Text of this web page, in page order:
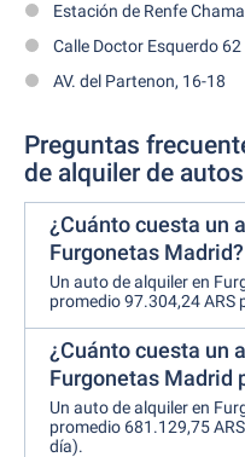
Estación de Renfe
Calle Doctor Esquerdo 62
AV. del Partenon, 16-18
Preguntas
de alquiler de
¿Cuánto cuesta un
Furgonetas Madrid?
Un auto de alquiler en
promedio 97.304,24 ARS
¿Cuánto cuesta un
Furgonetas Madrid
Un auto de alquiler en
promedio 681.129,75
día).